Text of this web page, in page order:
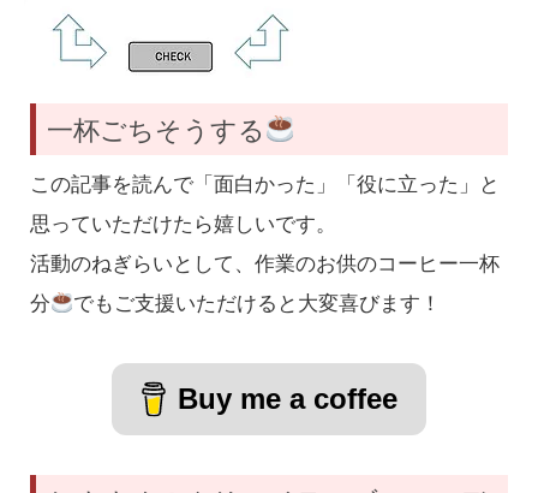
一杯ごちそうする
この記事を読んで「面白かった」「役に立った」と
思っていただけたら嬉しいです。
活動のねぎらいとして、作業のお供のコーヒー一杯
分
でもご支援いただけると大変喜びます！
Buy me a coffee